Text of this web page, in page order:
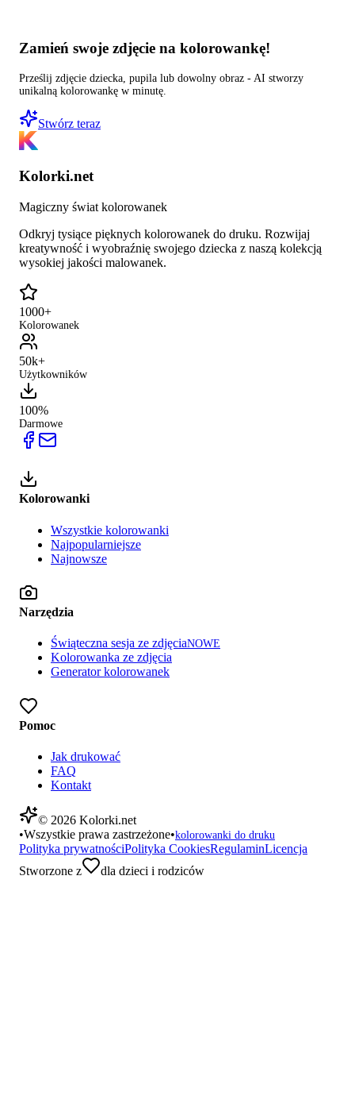
Zamień swoje zdjęcie na kolorowankę!
Prześlij zdjęcie dziecka, pupila lub dowolny obraz - AI stworzy
unikalną kolorowankę w minutę.
Stwórz teraz
Kolorki.net
Magiczny świat kolorowanek
Odkryj tysiące pięknych kolorowanek do druku. Rozwijaj
kreatywność i wyobraźnię swojego dziecka z naszą kolekcją
wysokiej jakości malowanek.
1000+
Kolorowanek
50k+
Użytkowników
100%
Darmowe
Kolorowanki
Wszystkie kolorowanki
Najpopularniejsze
Najnowsze
Narzędzia
Świąteczna sesja ze zdjęciaNOWE
Kolorowanka ze zdjęcia
Generator kolorowanek
Pomoc
Jak drukować
FAQ
Kontakt
© 2026 Kolorki.net
•Wszystkie prawa zastrzeżone•kolorowanki do druku
Polityka prywatnościPolityka CookiesRegulaminLicencja
Stworzone z
dla dzieci i rodziców